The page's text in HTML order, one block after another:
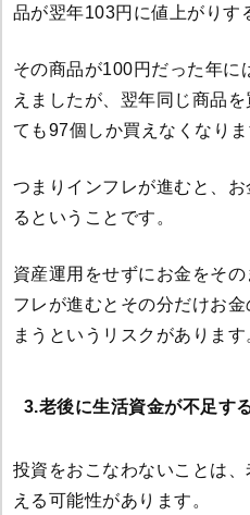
品が翌年103円に値上がりす
その商品が100円だった年に
えましたが、翌年同じ商品
ても97個しか買えなくなりま
つまりインフレが進むと、
るということです。
資産運用をせずにお金をそ
フレが進むとその分だけお
まうというリスクがあります
3.老後に生活資金が不足す
投資をおこなわないことは
える可能性があります。